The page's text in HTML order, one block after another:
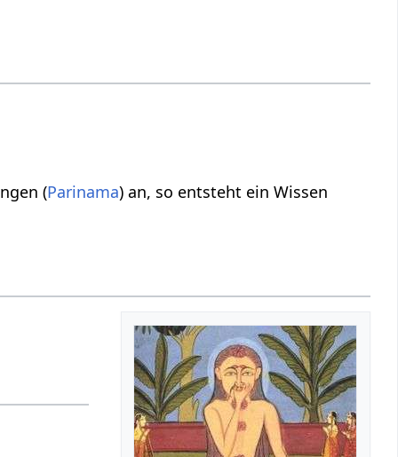
(Parinama) an, so entsteht ein Wissen